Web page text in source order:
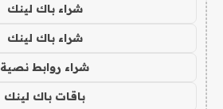
شراء باك لينك
شراء باك لينك
شراء روابط نصية
باقات باك لينك